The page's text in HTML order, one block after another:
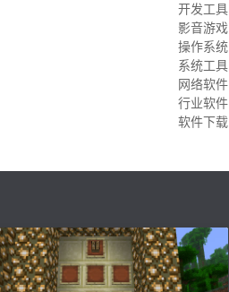
开发工具
影音游戏
操作系统
系统工具
网络软件
行业软件
软件下载